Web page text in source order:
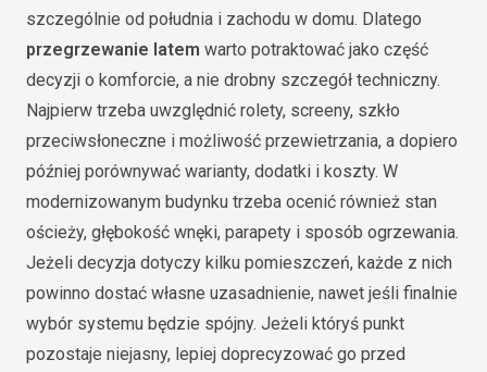
szczególnie od południa i zachodu w domu. Dlatego
przegrzewanie latem warto potraktować jako część
decyzji o komforcie, a nie drobny szczegół techniczny.
Najpierw trzeba uwzględnić rolety, screeny, szkło
przeciwsłoneczne i możliwość przewietrzania, a dopiero
później porównywać warianty, dodatki i koszty. W
modernizowanym budynku trzeba ocenić również stan
ościeży, głębokość wnęki, parapety i sposób ogrzewania.
Jeżeli decyzja dotyczy kilku pomieszczeń, każde z nich
powinno dostać własne uzasadnienie, nawet jeśli finalnie
wybór systemu będzie spójny. Jeżeli któryś punkt
pozostaje niejasny, lepiej doprecyzować go przed